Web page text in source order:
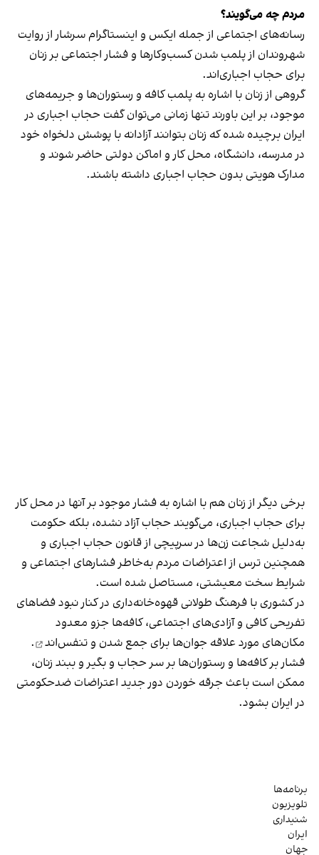
مردم چه می‌گویند؟
رسانه‎‌های اجتماعی از جمله ایکس و اینستاگرام سرشار از روایت
شهروندان از پلمب شدن کسب‌وکارها و فشار اجتماعی بر زنان
برای حجاب اجباری‌اند.
گروهی از زنان با اشاره به پلمب کافه و رستوران‌ها و جریمه‌های
موجود، بر این باورند تنها زمانی می‌توان گفت حجاب اجباری در
ایران برچیده شده که زنان بتوانند آزادانه با پوشش دلخواه خود
در مدرسه، دانشگاه، محل کار و اماکن دولتی حاضر شوند و
مدارک هویتی بدون حجاب اجباری داشته باشند.
برخی دیگر از زنان هم با اشاره به فشار موجود بر آنها در محل کار
برای حجاب اجباری، می‌گویند حجاب آزاد نشده، بلکه حکومت
به‌دلیل شجاعت زن‌ها در سرپیچی از قانون حجاب اجباری و
همچنین ترس از اعتراضات مردم به‌خاطر فشارهای اجتماعی و
شرایط سخت معیشتی، مستاصل شده است.
در کشوری با فرهنگ طولانی قهوه‌‌خانه‌داری در کنار نبود فضاهای
تفریحی کافی و آزادی‌های اجتماعی، کافه‌ها جزو معدود
مکان‌های مورد علاقه جوان‌ها برای جمع شدن و تنفس‌اند
.
فشار بر کافه‌ها و رستوران‌ها بر سر حجاب و بگیر و ببند زنان،
ممکن است باعث جرقه خوردن دور جدید اعتراضات ضدحکومتی
در ایران بشود.
برنامه‌ها
تلویزیون
شنیداری
ایران
جهان